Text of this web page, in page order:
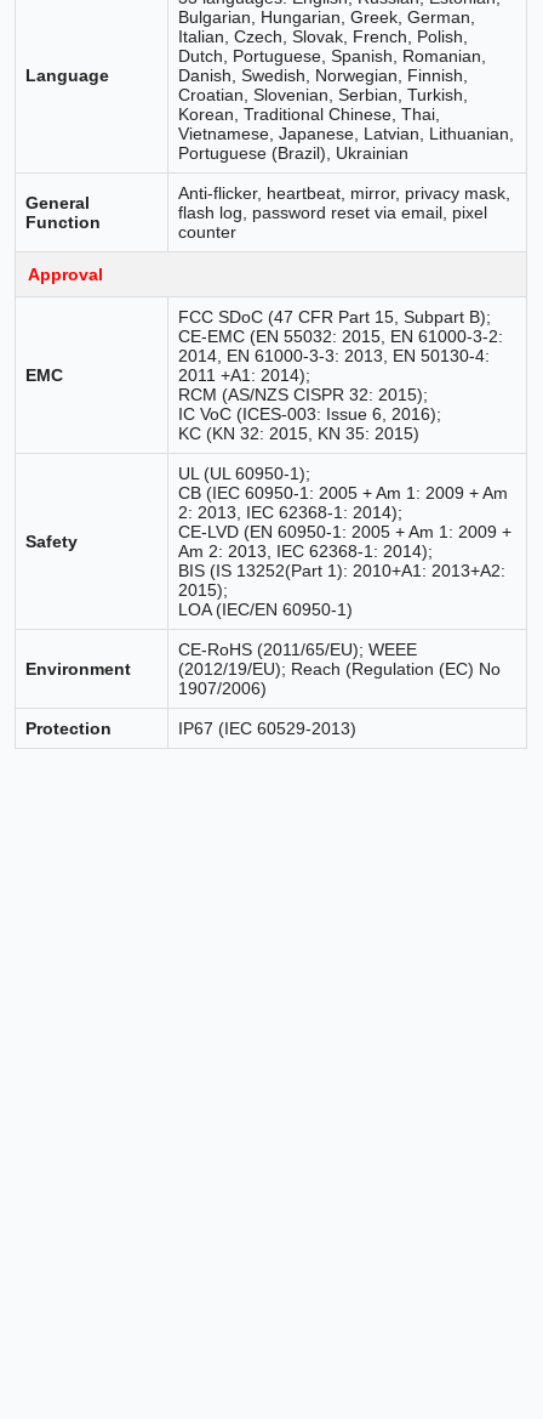
Language
Bulgarian, Hungarian, Greek, German,
Italian, Czech, Slovak, French, Polish,
Dutch, Portuguese, Spanish, Romanian,
Danish, Swedish, Norwegian, Finnish,
Croatian, Slovenian, Serbian, Turkish,
Korean, Traditional Chinese, Thai,
Vietnamese, Japanese, Latvian, Lithuanian,
Portuguese (Brazil), Ukrainian
General
Function
Anti-flicker, heartbeat, mirror, privacy mask,
flash log, password reset via email, pixel
counter
Approval
EMC
FCC SDoC (47 CFR Part 15, Subpart B);
CE-EMC (EN 55032: 2015, EN 61000-3-2:
2014, EN 61000-3-3: 2013, EN 50130-4:
2011 +A1: 2014);
RCM (AS/NZS CISPR 32: 2015);
IC VoC (ICES-003: Issue 6, 2016);
KC (KN 32: 2015, KN 35: 2015)
Safety
UL (UL 60950-1);
CB (IEC 60950-1: 2005 + Am 1: 2009 + Am
2: 2013, IEC 62368-1: 2014);
CE-LVD (EN 60950-1: 2005 + Am 1: 2009 +
Am 2: 2013, IEC 62368-1: 2014);
BIS (IS 13252(Part 1): 2010+A1: 2013+A2:
2015);
LOA (IEC/EN 60950-1)
Environment
CE-RoHS (2011/65/EU); WEEE
(2012/19/EU); Reach (Regulation (EC) No
1907/2006)
Protection IP67 (IEC 60529-2013)